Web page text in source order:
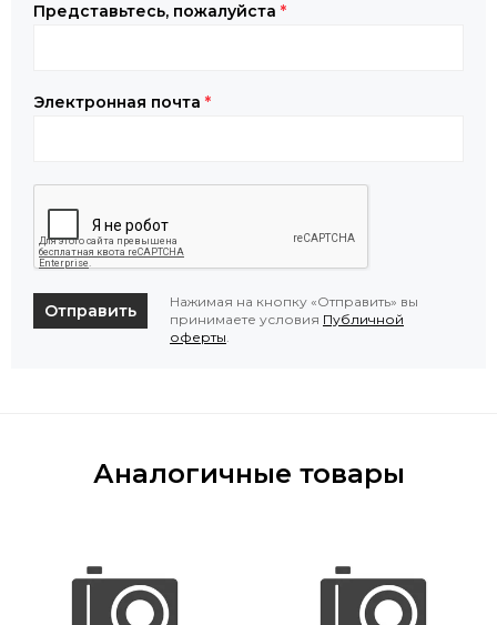
Представьтесь, пожалуйста *
Электронная почта *
Отправить
Нажимая на кнопку «Отправить» вы
принимаете условия Публичной
оферты.
Аналогичные товары